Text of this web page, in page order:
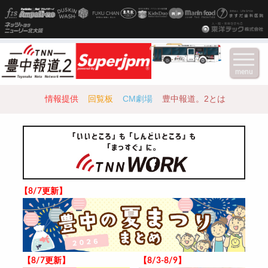
情報提供 回覧板 CM劇場 豊中報道。2とは
【8/7更新】
【8/7更新】 【8/3-8/9】
menu